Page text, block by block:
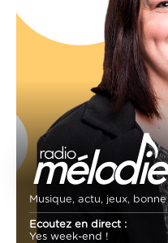
Musique, actu, jeux, bonne
Ecoutez en direct :
Yes week-end !